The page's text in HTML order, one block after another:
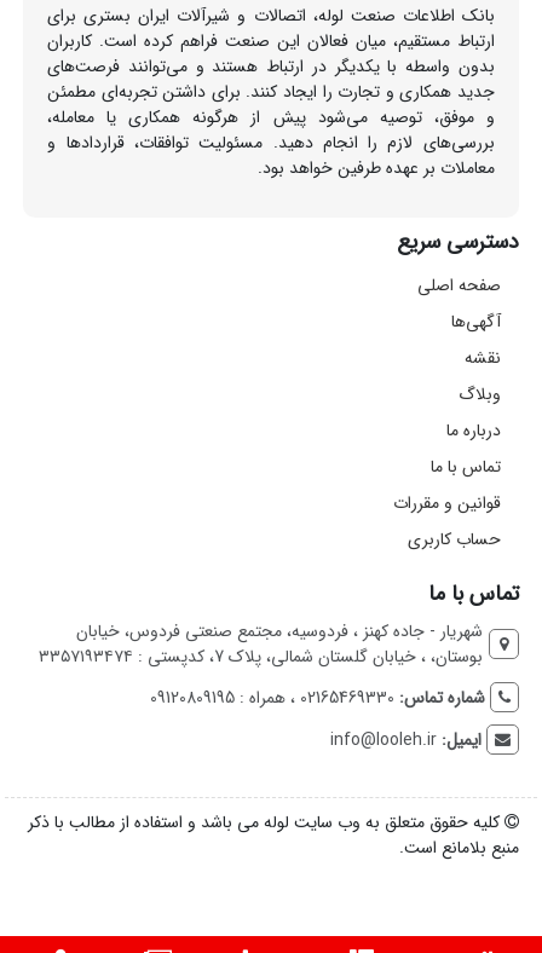
بانک اطلاعات صنعت لوله، اتصالات و شیرآلات ایران بستری برای
ارتباط مستقیم، میان فعالان این صنعت فراهم کرده است. کاربران
بدون واسطه با یکدیگر در ارتباط هستند و می‌توانند فرصت‌های
جدید همکاری و تجارت را ایجاد کنند. برای داشتن تجربه‌ای مطمئن
و موفق، توصیه می‌شود پیش از هرگونه همکاری یا معامله،
بررسی‌های لازم را انجام دهید. مسئولیت توافقات، قراردادها و
معاملات بر عهده طرفین خواهد بود.
دسترسی سریع
صفحه اصلی
آگهی‌ها
نقشه
وبلاگ
درباره ما
تماس با ما
قوانین و مقررات
حساب کاربری
تماس با ما
شهریار - جاده کهنز ، فردوسیه، مجتمع صنعتی فردوس، خیابان
بوستان، ، خیابان گلستان شمالی، پلاک 7، کدپستی : ۳۳۵۷۱۹۳۴۷۴
شماره تماس: 02165469330 ، همراه : 09120809195
ایمیل:info@looleh.ir
کلیه حقوق متعلق به وب سایت لوله می باشد و استفاده از مطالب با ذکر
منبع بلامانع است.